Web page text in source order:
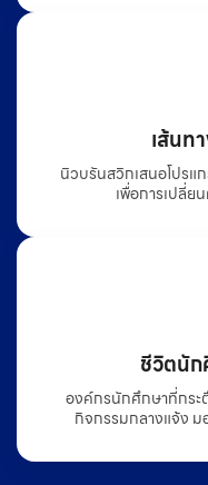
เส้นท
นิวบรันสวิกเสนอโปรแ
เพื่อการเปลี่
ชีวิตนั
องค์กรนักศึกษาที่กระ
กิจกรรมกลางแจ้ง